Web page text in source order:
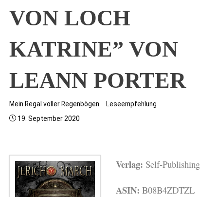
VON LOCH
KATRINE” VON
LEANN PORTER
Mein Regal voller Regenbögen
Leseempfehlung
19. September 2020
Verlag: Self-Publishing
ASIN: B08B4ZDTZL